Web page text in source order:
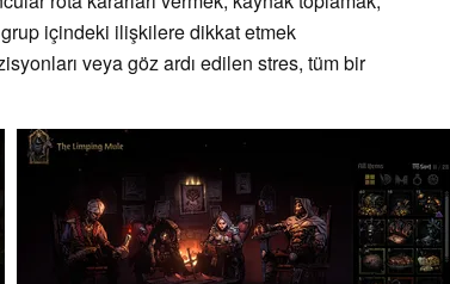
içindeki ilişkilere dikkat etmek
veya göz ardı edilen stres, tüm bir